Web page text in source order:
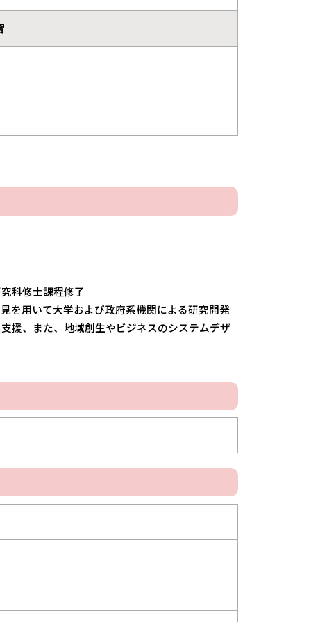
科修士課程修了
を用いて大学および政府系機関による研究開発
援、また、地域創生やビジネスのシステムデザ